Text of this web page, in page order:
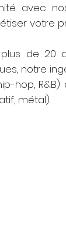
avec
votre
de 20
notre
hop,
métal).